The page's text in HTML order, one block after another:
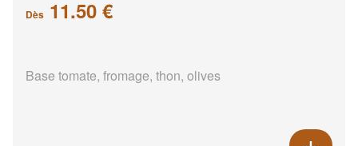
Dès 11.50 €
Base tomate, fromage, thon, olives